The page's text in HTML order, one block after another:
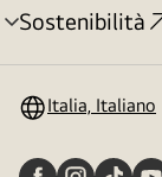
Sostenibilità
Attivazione
Italia, Italiano